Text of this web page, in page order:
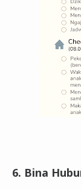
6. Bina